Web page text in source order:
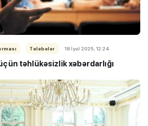
Tələbələr 18 İyul 2025, 12:24
təhlükəsizlik xəbərdarlığı